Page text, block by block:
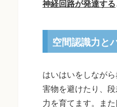
神経回路が発達する
空間認識力と
はいはいをしなが
害物を避けたり、
力を育てます。ま